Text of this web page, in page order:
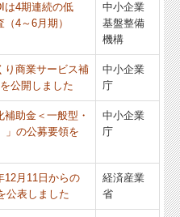
は4期連続の低
4～6月期）
中小企業
基盤整備
機構
り商業サービス補
公開しました
中小企業
庁
補助金＜一般型・
」の公募要領を
中小企業
庁
12月11日からの
公表しました
経済産業
省